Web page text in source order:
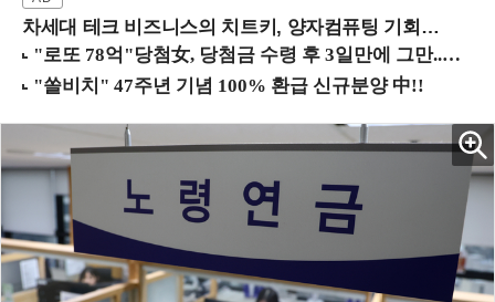
차세대 테크 비즈니스의 치트키, 양자컴퓨팅 기회를 선점하라! (8/28 강남역)